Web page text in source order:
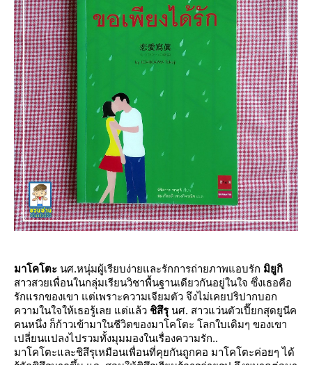
มาโคโตะ นศ.หนุ่มผู้เรียบง่ายและรักการถ่ายภาพแอบรัก มิยูกิ
สาวสวยเพื่อนในกลุ่มเรียนวิชาพื้นฐานเดียวกันอยู่ในใจ ซึ่งเธอคือ
รักแรกของเขา แต่เพราะความเจียมตัว จึงไม่เคยปริปากบอก
ความในใจให้เธอรู้เลย แต่แล้ว ชิสึรุนศ. สาวแว่นตัวเปี๊ยกสุดยูนีค
คนหนึ่ง ก็ก้าวเข้ามาในชีวิตของมาโคโตะ โลกใบเดิมๆ ของเขา
เปลี่ยนแปลงไปรวมทั้งมุมมองในเรื่องความรัก..
มาโคโตะและชิสึรุเหมือนเพื่อนที่คุยกันถูกคอ มาโคโตะค่อยๆ ได้